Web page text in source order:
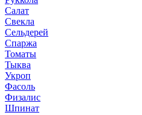
Салат
Свекла
Сельдерей
Спаржа
Томаты
Тыква
Укроп
Фасоль
Физалис
Шпинат